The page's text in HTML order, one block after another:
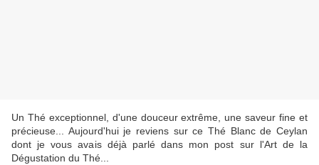
Un Thé exceptionnel, d'une douceur extrême, une saveur fine et
précieuse... Aujourd'hui je reviens sur ce Thé Blanc de Ceylan
dont je vous avais déjà parlé dans mon post sur l'Art de la
Dégustation du Thé...